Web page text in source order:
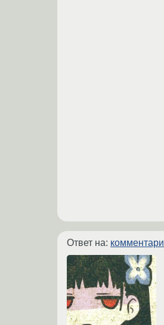
Ответ на: